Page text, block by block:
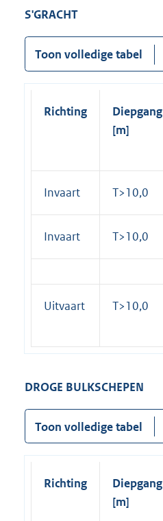
S'GRACHT
Toon volledige tabel
Richting
Diepgang
[m]
Invaart T>10,0
Invaart T>10,0
Uitvaart T>10,0
DROGE BULKSCHEPEN
Toon volledige tabel
Richting
Diepgang
[m]